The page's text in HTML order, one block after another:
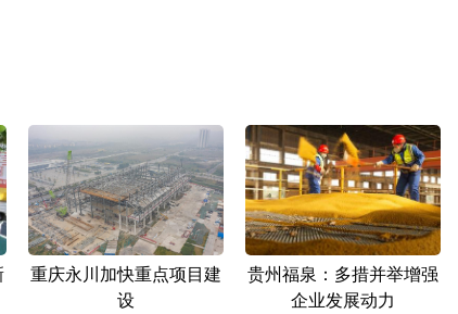
重庆永川加快重点项目建
设
贵州福泉：多措并举增强
企业发展动力